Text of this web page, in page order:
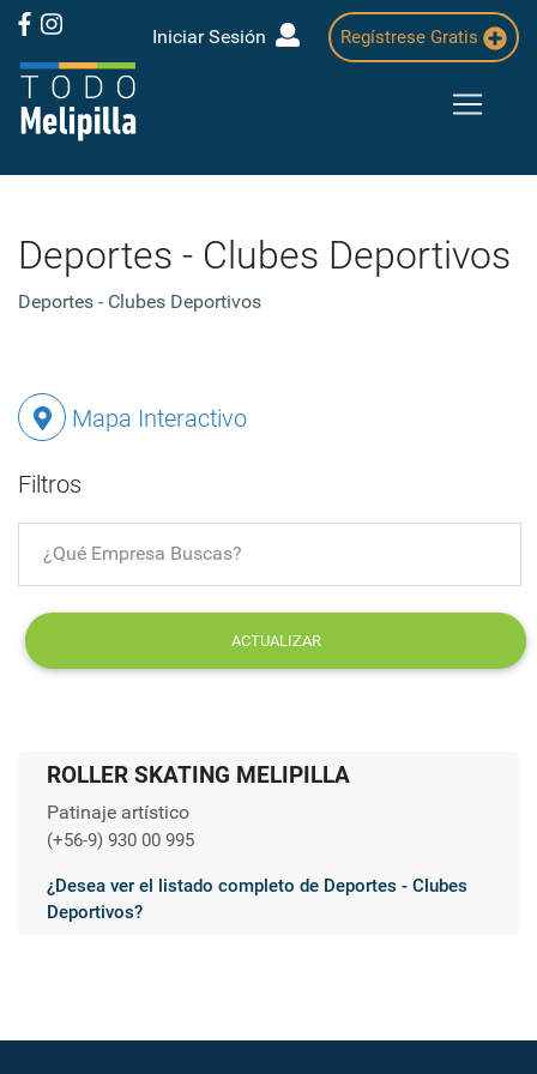
Iniciar Sesión Regístrese Gratis
Deportes - Clubes Deportivos
Deportes - Clubes Deportivos
Mapa Interactivo
Filtros
ACTUALIZAR
ROLLER SKATING MELIPILLA
Patinaje artístico
(+56-9) 930 00 995
¿Desea ver el listado completo de Deportes - Clubes
Deportivos?